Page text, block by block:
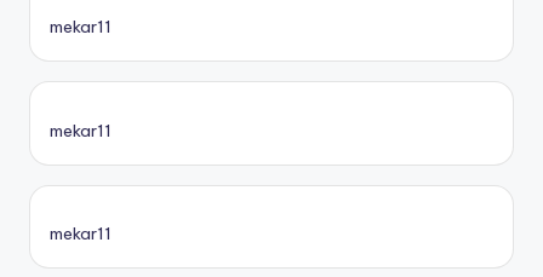
mekar11
mekar11
mekar11